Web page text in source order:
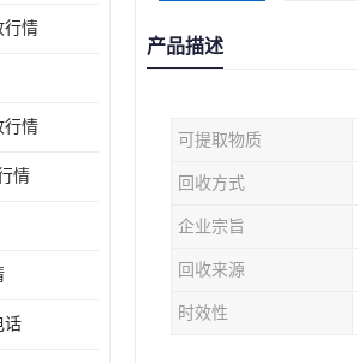
行情
行情
情
话
产品描述
可提取物质
回收方式
企业宗旨
回收来源
时效性